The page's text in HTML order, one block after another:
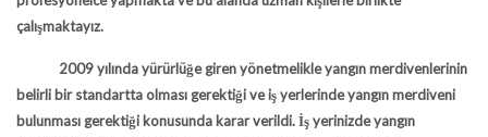
çalışmaktayız.
2009 yılında yürürlüğe giren yönetmelikle yangın merdivenlerinin
belirli bir standartta olması gerektiği ve iş yerlerinde yangın merdiveni
bulunması gerektiği konusunda karar verildi. İş yerinizde yangın